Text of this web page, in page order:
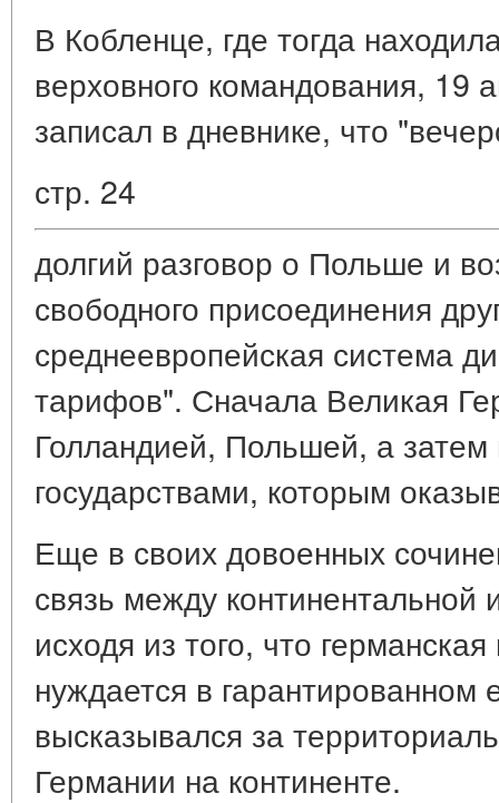
В Кобленце, где тогда
верховного командования, 19
записал в дневнике, что
стр. 24
долгий разговор о Польше и
свободного присоединения
среднеевропейская система
тарифов". Сначала Великая
Голландией, Польшей, а затем
государствами, которым
Еще в своих довоенных
связь между континентальной
исходя из того, что
нуждается в гарантированном
высказывался за
Германии на континенте.